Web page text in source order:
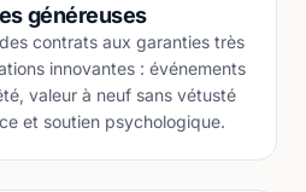
généreuses
contrats aux garanties très
innovantes : événements
valeur à neuf sans vétusté
et soutien psychologique.